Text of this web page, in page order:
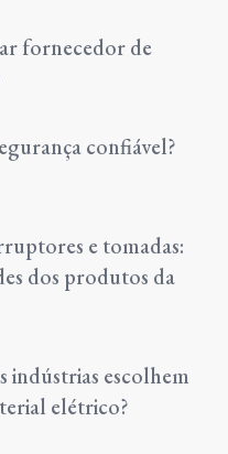
fornecedor de
confiável?
e tomadas:
dos produtos da
indústrias escolhem
elétrico?